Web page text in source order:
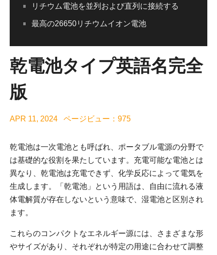
リチウム電池を並列および直列に接続する
最高の26650リチウムイオン電池
乾電池タイプ英語名完全
版
APR 11, 2024 ページビュー：975
乾電池は一次電池とも呼ばれ、ポータブル電源の分野で
は基礎的な役割を果たしています。充電可能な電池とは
異なり、乾電池は充電できず、化学反応によって電気を
生成します。「乾電池」という用語は、自由に流れる液
体電解質が存在しないという意味で、湿電池と区別され
ます。
これらのコンパクトなエネルギー源には、さまざまな形
やサイズがあり、それぞれが特定の用途に合わせて調整